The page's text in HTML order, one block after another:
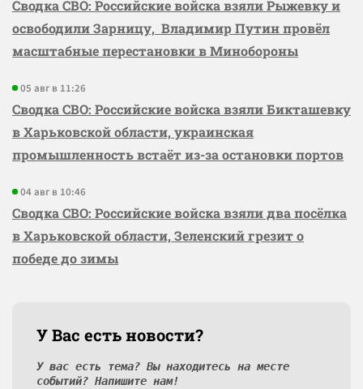
Сводка СВО: Российские войска взяли Рыжевку и
освободили Зарницу, Владимир Путин провёл
масштабные перестановки в Минобороны
05 авг в 11:26
Сводка СВО: Российские войска взяли Бикташевку
в Харьковской области, украинская
промышленность встаёт из-за остановки портов
04 авг в 10:46
Сводка СВО: Российские войска взяли два посёлка
в Харьковской области, Зеленский грезит о
победе до зимы
У Вас есть новости?
У вас есть тема? Вы находитесь на месте
событий? Напишите нам!